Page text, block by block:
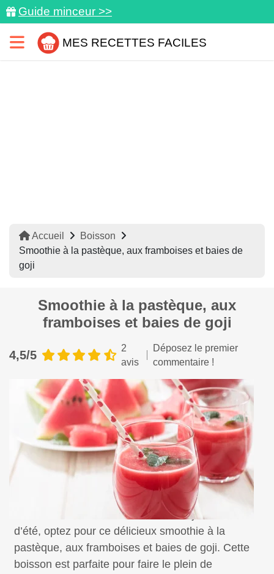
Guide minceur >>
MES RECETTES FACILES
Accueil
Boisson
Smoothie à la pastèque, aux framboises et baies de
goji
Smoothie à la pastèque, aux
framboises et baies de goji
4,5/5
2
avis
Déposez le premier
commentaire !
Pour vous désaltérer lors des belles journées
d’été, optez pour ce délicieux smoothie à la
pastèque, aux framboises et baies de goji. Cette
boisson est parfaite pour faire le plein de